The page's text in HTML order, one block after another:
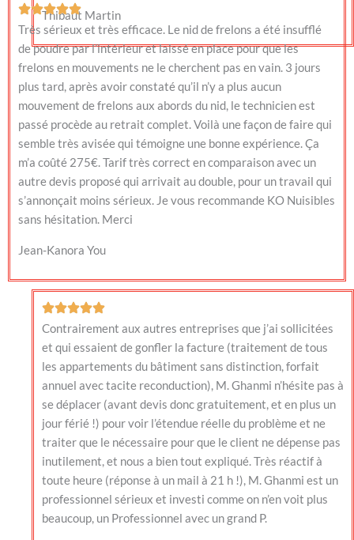
Thibaut Martin
Très sérieux et très efficace. Le nid de frelons a été insufflé
de poudre par l’intérieur et laissé en place pour que les
frelons en mouvements ne le cherchent pas en vain. 3 jours
plus tard, après avoir constaté qu’il n’y a plus aucun
mouvement de frelons aux abords du nid, le technicien est
passé procède au retrait complet. Voilà une façon de faire qui
semble très avisée qui témoigne une bonne expérience. Ça
m’a coûté 275€. Tarif très correct en comparaison avec un
autre devis proposé qui arrivait au double, pour un travail qui
s’annonçait moins sérieux. Je vous recommande KO Nuisibles
sans hésitation. Merci
Jean-Kanora You
Contrairement aux autres entreprises que j’ai sollicitées
et qui essaient de gonfler la facture (traitement de tous
les appartements du bâtiment sans distinction, forfait
annuel avec tacite reconduction), M. Ghanmi n’hésite pas à
se déplacer (avant devis donc gratuitement, et en plus un
jour férié !) pour voir l’étendue réelle du problème et ne
traiter que le nécessaire pour que le client ne dépense pas
inutilement, et nous a bien tout expliqué. Très réactif à
toute heure (réponse à un mail à 21 h !), M. Ghanmi est un
professionnel sérieux et investi comme on n’en voit plus
beaucoup, un Professionnel avec un grand P.